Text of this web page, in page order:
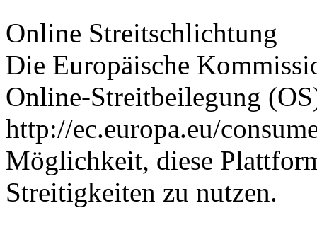
Online Streitschlichtung
Die Europäische
Online-Streitbeilegung
http://ec.europa.eu/
Möglichkeit, diese
Streitigkeiten zu nutzen.